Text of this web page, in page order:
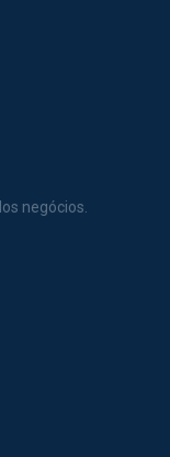
negócios.